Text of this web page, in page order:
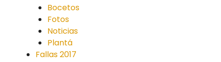
Bocetos
Fotos
Noticias
Plantá
Fallas 2017